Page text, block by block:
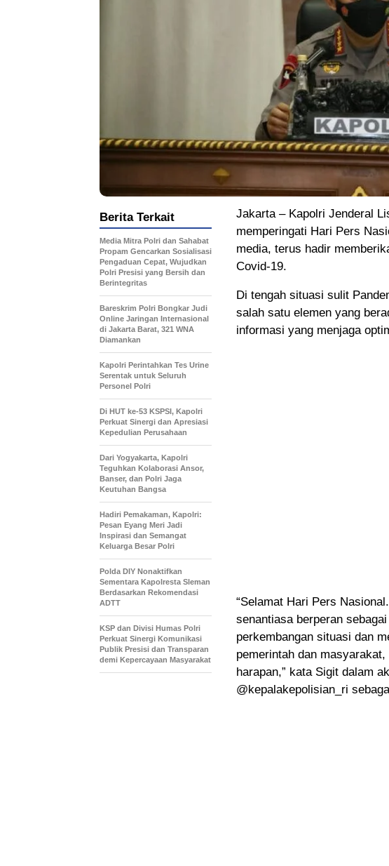
Jakarta – Kapolri Jenderal
memperingati Hari Pers
media, terus hadir
Covid-19.
Di tengah situasi sulit
salah satu elemen yang
informasi yang menjaga
“Selamat Hari Pers
senantiasa berperan
perkembangan situasi dan
pemerintah dan
harapan,” kata Sigit dalam
@kepalakepolisian_ri
Berita Terkait
Media Mitra Polri dan Sahabat
Propam Gencarkan Sosialisasi
Pengaduan Cepat, Wujudkan
Polri Presisi yang Bersih dan
Berintegritas
Bareskrim Polri Bongkar Judi
Online Jaringan Internasional
di Jakarta Barat, 321 WNA
Diamankan
Kapolri Perintahkan Tes Urine
Serentak untuk Seluruh
Personel Polri
Di HUT ke-53 KSPSI, Kapolri
Perkuat Sinergi dan Apresiasi
Kepedulian Perusahaan
Dari Yogyakarta, Kapolri
Teguhkan Kolaborasi Ansor,
Banser, dan Polri Jaga
Keutuhan Bangsa
Hadiri Pemakaman, Kapolri:
Pesan Eyang Meri Jadi
Inspirasi dan Semangat
Keluarga Besar Polri
Polda DIY Nonaktifkan
Sementara Kapolresta Sleman
Berdasarkan Rekomendasi
ADTT
KSP dan Divisi Humas Polri
Perkuat Sinergi Komunikasi
Publik Presisi dan Transparan
demi Kepercayaan Masyarakat